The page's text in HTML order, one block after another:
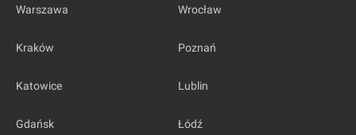
Warszawa Wrocław
Kraków Poznań
Katowice Lublin
Gdańsk Łódź